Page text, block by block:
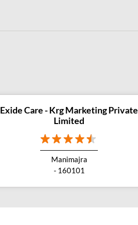
Exide Care - Krg Marketing Private
Limited
Manimajra
- 160101